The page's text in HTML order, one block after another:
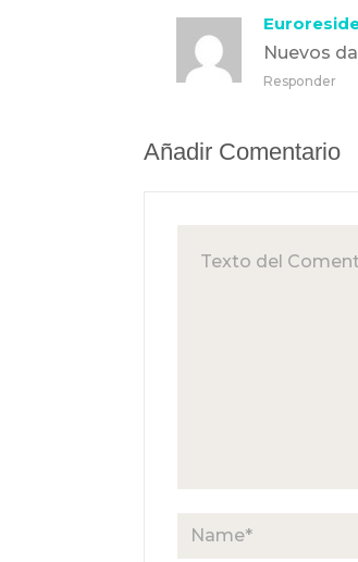
Nuevos
Responder
Añadir Comentario